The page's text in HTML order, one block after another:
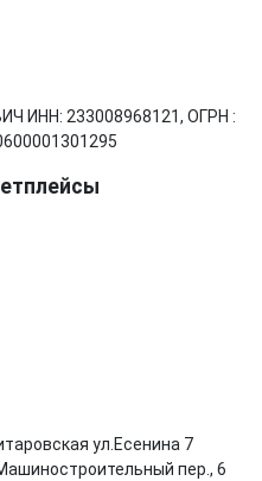
ИНН: 233008968121, ОГРН :
ул.Есенина 7
пер., 6